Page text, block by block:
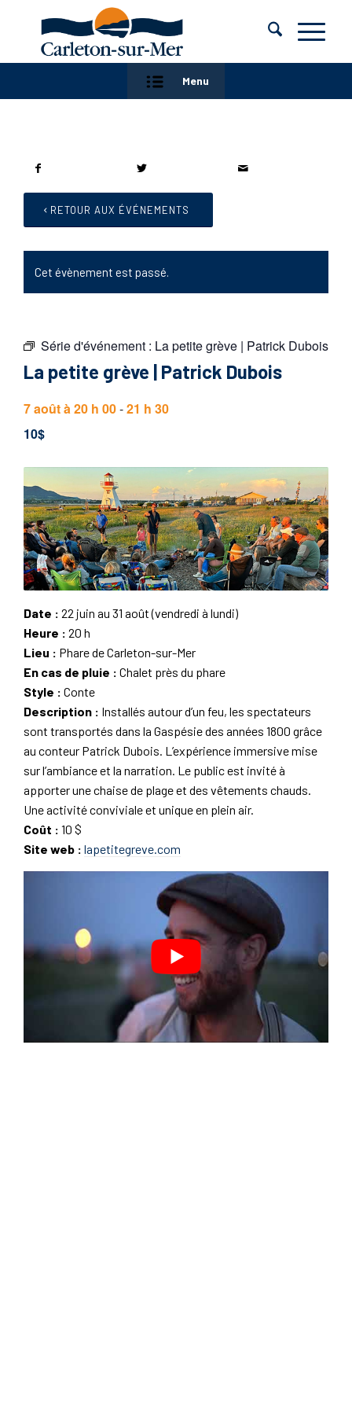
Menu
RETOUR AUX ÉVÉNEMENTS
Cet évènement est passé.
Série d'événement : La petite grève | Patrick Dubois
La petite grève | Patrick Dubois
7 août à 20 h 00-21 h 30
10$
Date : 22 juin au 31 août (vendredi à lundi)
Heure : 20 h
Lieu : Phare de Carleton-sur-Mer
En cas de pluie : Chalet près du phare
Style : Conte
Description : Installés autour d’un feu, les spectateurs
sont transportés dans la Gaspésie des années 1800 grâce
au conteur Patrick Dubois. L’expérience immersive mise
sur l’ambiance et la narration. Le public est invité à
apporter une chaise de plage et des vêtements chauds.
Une activité conviviale et unique en plein air.
Coût : 10 $
Site web : lapetitegreve.com